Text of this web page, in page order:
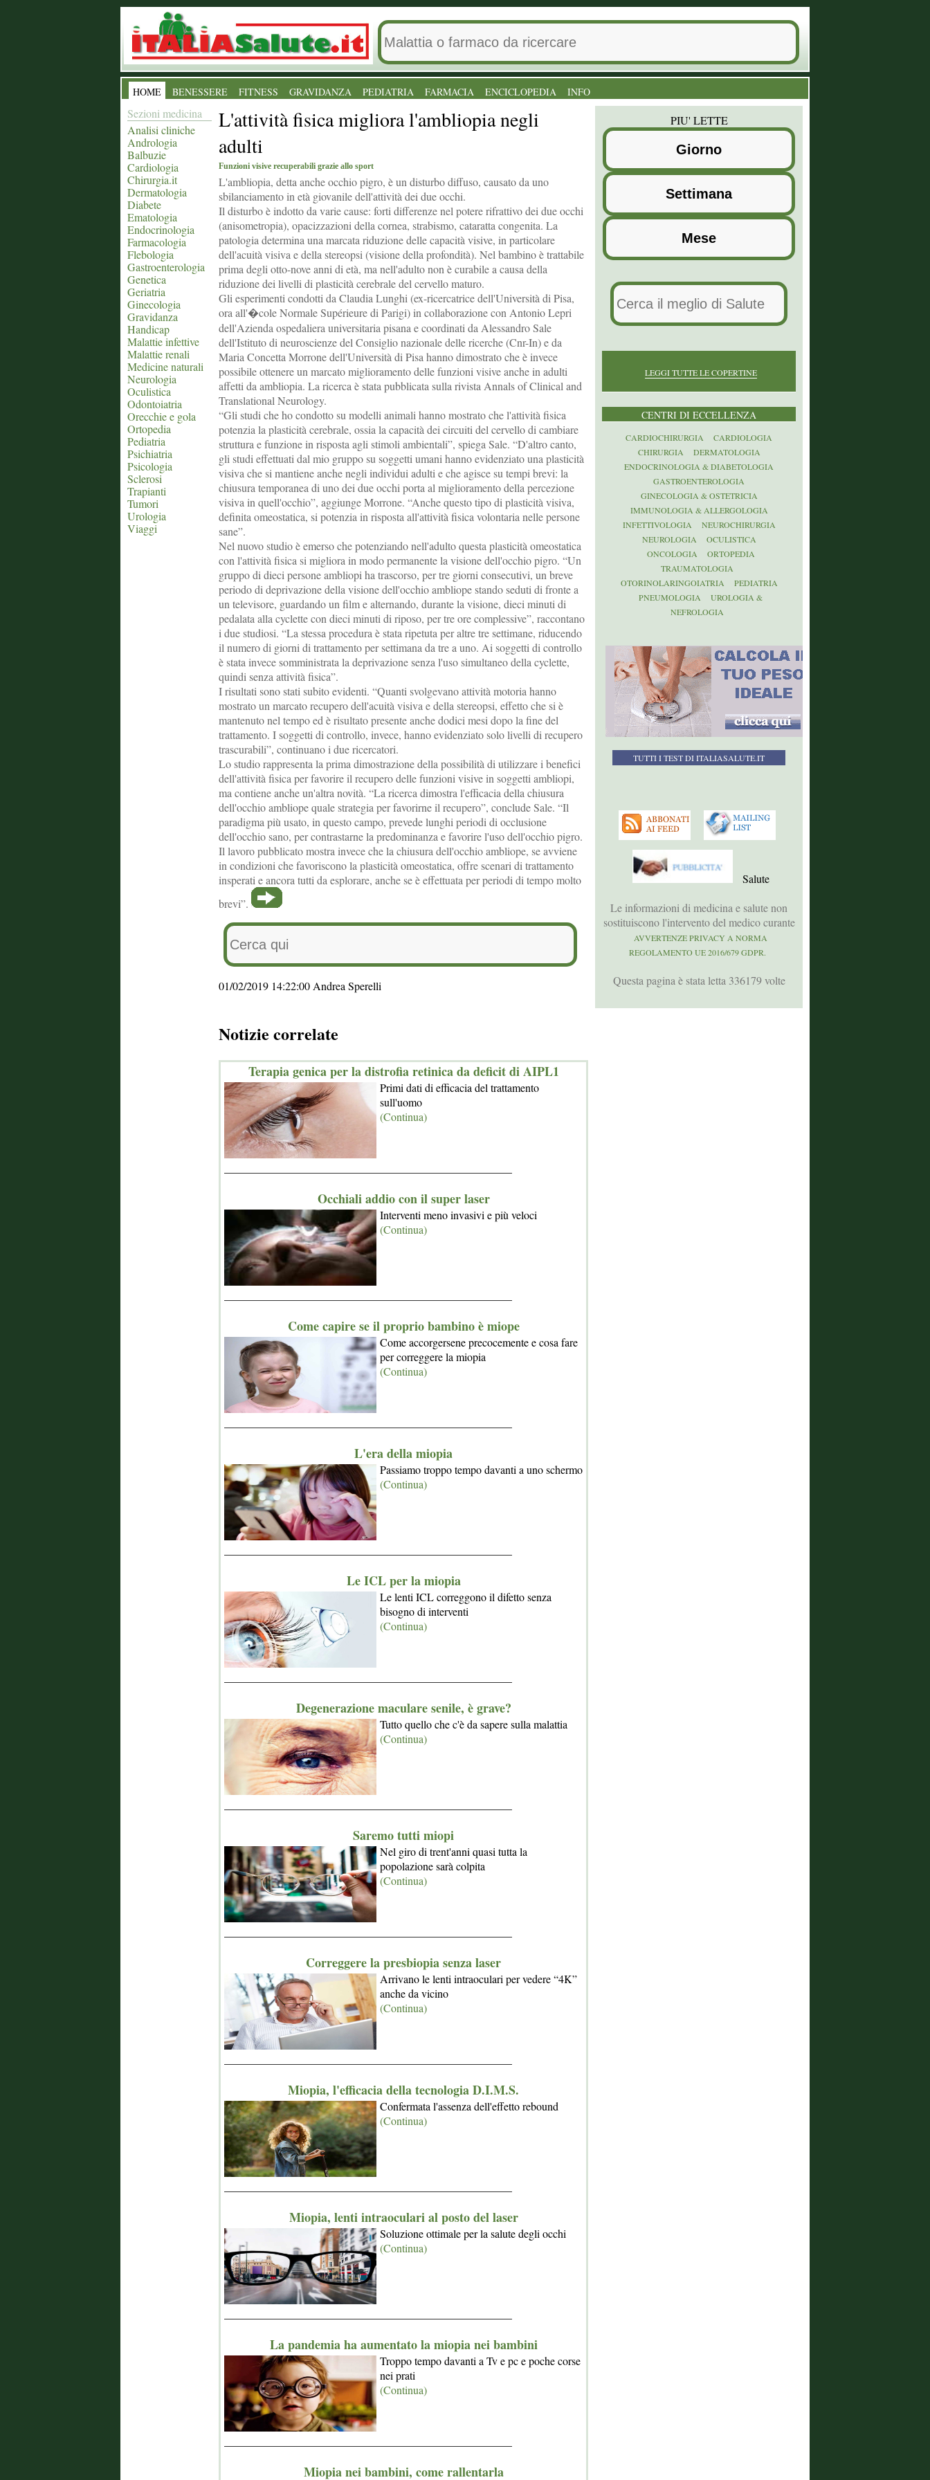
HOME BENESSERE FITNESS GRAVIDANZA PEDIATRIA FARMACIA ENCICLOPEDIA INFO
Sezioni medicina
Analisi cliniche
Andrologia
Balbuzie
Cardiologia
Chirurgia.it
Dermatologia
Diabete
Ematologia
Endocrinologia
Farmacologia
Flebologia
Gastroenterologia
Genetica
Geriatria
Ginecologia
Gravidanza
Handicap
Malattie infettive
Malattie renali
Medicine naturali
Neurologia
Oculistica
Odontoiatria
Orecchie e gola
Ortopedia
Pediatria
Psichiatria
Psicologia
Sclerosi
Trapianti
Tumori
Urologia
Viaggi
L'attività fisica migliora l'ambliopia negli
adulti
Funzioni visive recuperabili grazie allo sport
L'ambliopia, detta anche occhio pigro, è un disturbo diffuso, causato da uno
sbilanciamento in età giovanile dell'attività dei due occhi.
Il disturbo è indotto da varie cause: forti differenze nel potere rifrattivo dei due occhi
(anisometropia), opacizzazioni della cornea, strabismo, cataratta congenita. La
patologia determina una marcata riduzione delle capacità visive, in particolare
dell'acuità visiva e della stereopsi (visione della profondità). Nel bambino è trattabile
prima degli otto-nove anni di età, ma nell'adulto non è curabile a causa della
riduzione dei livelli di plasticità cerebrale del cervello maturo.
Gli esperimenti condotti da Claudia Lunghi (ex-ricercatrice dell'Università di Pisa,
ora all'�cole Normale Supérieure di Parigi) in collaborazione con Antonio Lepri
dell'Azienda ospedaliera universitaria pisana e coordinati da Alessandro Sale
dell'Istituto di neuroscienze del Consiglio nazionale delle ricerche (Cnr-In) e da
Maria Concetta Morrone dell'Università di Pisa hanno dimostrato che è invece
possibile ottenere un marcato miglioramento delle funzioni visive anche in adulti
affetti da ambliopia. La ricerca è stata pubblicata sulla rivista Annals of Clinical and
Translational Neurology.
“Gli studi che ho condotto su modelli animali hanno mostrato che l'attività fisica
potenzia la plasticità cerebrale, ossia la capacità dei circuiti del cervello di cambiare
struttura e funzione in risposta agli stimoli ambientali”, spiega Sale. “D'altro canto,
gli studi effettuati dal mio gruppo su soggetti umani hanno evidenziato una plasticità
visiva che si mantiene anche negli individui adulti e che agisce su tempi brevi: la
chiusura temporanea di uno dei due occhi porta al miglioramento della percezione
visiva in quell'occhio”, aggiunge Morrone. “Anche questo tipo di plasticità visiva,
definita omeostatica, si potenzia in risposta all'attività fisica volontaria nelle persone
sane”.
Nel nuovo studio è emerso che potenziando nell'adulto questa plasticità omeostatica
con l'attività fisica si migliora in modo permanente la visione dell'occhio pigro. “Un
gruppo di dieci persone ambliopi ha trascorso, per tre giorni consecutivi, un breve
periodo di deprivazione della visione dell'occhio ambliope stando seduti di fronte a
un televisore, guardando un film e alternando, durante la visione, dieci minuti di
pedalata alla cyclette con dieci minuti di riposo, per tre ore complessive”, raccontano
i due studiosi. “La stessa procedura è stata ripetuta per altre tre settimane, riducendo
il numero di giorni di trattamento per settimana da tre a uno. Ai soggetti di controllo
è stata invece somministrata la deprivazione senza l'uso simultaneo della cyclette,
quindi senza attività fisica”.
I risultati sono stati subito evidenti. “Quanti svolgevano attività motoria hanno
mostrato un marcato recupero dell'acuità visiva e della stereopsi, effetto che si è
mantenuto nel tempo ed è risultato presente anche dodici mesi dopo la fine del
trattamento. I soggetti di controllo, invece, hanno evidenziato solo livelli di recupero
trascurabili”, continuano i due ricercatori.
Lo studio rappresenta la prima dimostrazione della possibilità di utilizzare i benefici
dell'attività fisica per favorire il recupero delle funzioni visive in soggetti ambliopi,
ma contiene anche un'altra novità. “La ricerca dimostra l'efficacia della chiusura
dell'occhio ambliope quale strategia per favorirne il recupero”, conclude Sale. “Il
paradigma più usato, in questo campo, prevede lunghi periodi di occlusione
dell'occhio sano, per contrastarne la predominanza e favorire l'uso dell'occhio pigro.
Il lavoro pubblicato mostra invece che la chiusura dell'occhio ambliope, se avviene
in condizioni che favoriscono la plasticità omeostatica, offre scenari di trattamento
insperati e ancora tutti da esplorare, anche se è effettuata per periodi di tempo molto
brevi”.
01/02/2019 14:22:00 Andrea Sperelli
Notizie correlate
Terapia genica per la distrofia retinica da deficit di AIPL1
Primi dati di efficacia del trattamento
sull'uomo
(Continua)
Occhiali addio con il super laser
Interventi meno invasivi e più veloci
(Continua)
Come capire se il proprio bambino è miope
Come accorgersene precocemente e cosa fare
per correggere la miopia
(Continua)
L'era della miopia
Passiamo troppo tempo davanti a uno schermo
(Continua)
Le ICL per la miopia
Le lenti ICL correggono il difetto senza
bisogno di interventi
(Continua)
Degenerazione maculare senile, è grave?
Tutto quello che c'è da sapere sulla malattia
(Continua)
Saremo tutti miopi
Nel giro di trent'anni quasi tutta la
popolazione sarà colpita
(Continua)
Correggere la presbiopia senza laser
Arrivano le lenti intraoculari per vedere “4K”
anche da vicino
(Continua)
Miopia, l'efficacia della tecnologia D.I.M.S.
Confermata l'assenza dell'effetto rebound
(Continua)
Miopia, lenti intraoculari al posto del laser
Soluzione ottimale per la salute degli occhi
(Continua)
La pandemia ha aumentato la miopia nei bambini
Troppo tempo davanti a Tv e pc e poche corse
nei prati
(Continua)
Miopia nei bambini, come rallentarla
PIU' LETTE
LEGGI TUTTE LE COPERTINE
CENTRI DI ECCELLENZA
CARDIOCHIRURGIA
CARDIOLOGIA
CHIRURGIA
DERMATOLOGIA
ENDOCRINOLOGIA & DIABETOLOGIA
GASTROENTEROLOGIA
GINECOLOGIA & OSTETRICIA
IMMUNOLOGIA & ALLERGOLOGIA
INFETTIVOLOGIA
NEUROCHIRURGIA
NEUROLOGIA
OCULISTICA
ONCOLOGIA
ORTOPEDIA
TRAUMATOLOGIA
OTORINOLARINGOIATRIA
PEDIATRIA
PNEUMOLOGIA
UROLOGIA &
NEFROLOGIA
TUTTI I TEST DI ITALIASALUTE.IT
Salute
Le informazioni di medicina e salute non
sostituiscono l'intervento del medico curante
AVVERTENZE PRIVACY A NORMA
REGOLAMENTO UE 2016/679 GDPR.
Questa pagina è stata letta 336179 volte